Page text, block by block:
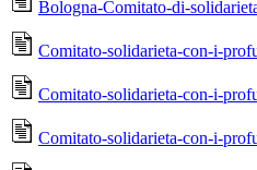
Bologna-Comitato-di-
Comitato-solidarieta-con-i-
Comitato-solidarieta-con-i-
Comitato-solidarieta-con-i-